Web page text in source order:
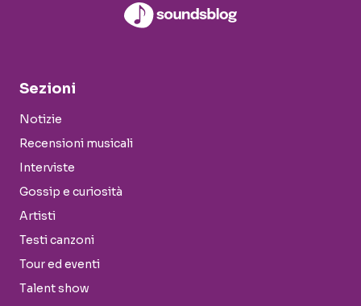
Sezioni
Notizie
Recensioni musicali
Interviste
Gossip e curiosità
Artisti
Testi canzoni
Tour ed eventi
Talent show